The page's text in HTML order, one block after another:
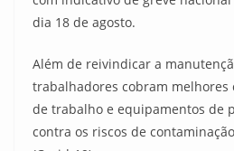
dia 18 de agosto.
Além de reivindicar a
trabalhadores cobram melhores
de trabalho e equipamentos de
contra os riscos de